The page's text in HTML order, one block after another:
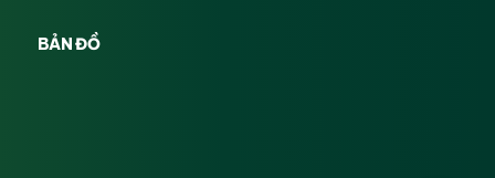
BẢN ĐỒ